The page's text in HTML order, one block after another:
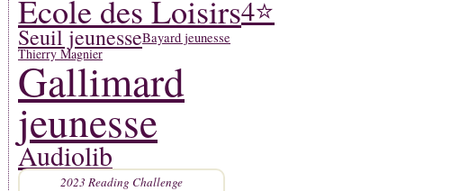
Ecole des Loisirs4⭐
Seuil jeunesseBayard jeunesse
Thierry Magnier
Gallimard
jeunesse
Audiolib
2023 Reading Challenge